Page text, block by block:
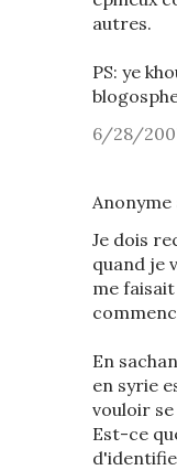
autres.
PS: ye
6/28/
Je dois
quand je
me
En
en syrie
vouloir
Est-ce